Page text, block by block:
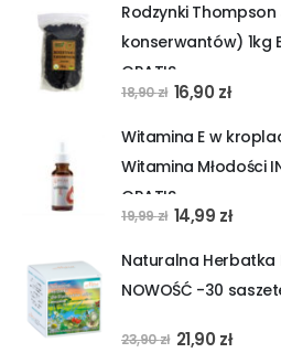
wynosiła:
7,90 zł.
wynosi:
6,50 zł.
Rodzynki Thompson
konserwantów) 1kg
GRATIS
18,90zł Pierwotna
wynosiła:
18,90 zł.
16,90 złAktualna
wynosi:
16,90 zł.
Witamina E w
Witamina Młodości
GRATIS
19,99zł Pierwotna
wynosiła:
19,99 zł.
14,99 zł
wynosi:
14,99 zł.
Naturalna Herbatka
NOWOŚĆ -30
23,90zł Pierwotna
21,90 zł